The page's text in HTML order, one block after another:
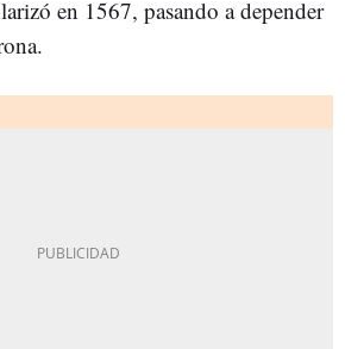
en 1567, pasando a depender